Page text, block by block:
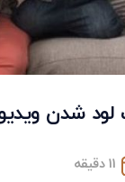
شدن
11 دقیقه